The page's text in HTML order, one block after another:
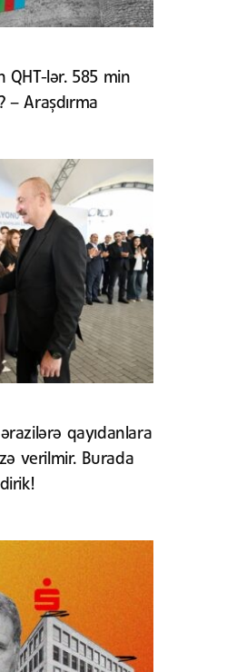
QHT-lər. 585 min
– Araşdırma
qayıdanlara
verilmir. Burada